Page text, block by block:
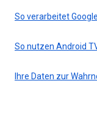
So verarbeitet
So nutzen Android
Ihre Daten zur